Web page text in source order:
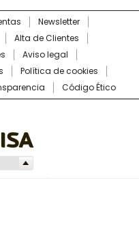
Newsletter
Alta de Clientes
Aviso legal
Política de cookies
Código Ético